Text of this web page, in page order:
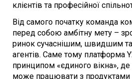
клієнтів та професійної
Від самого початку команда
перед собою амбітну мету –
ринок сучаснішим, швидшим
агентів. Саме тому платформа
принципом «єдиного вікна», де
може працювати з продуктами